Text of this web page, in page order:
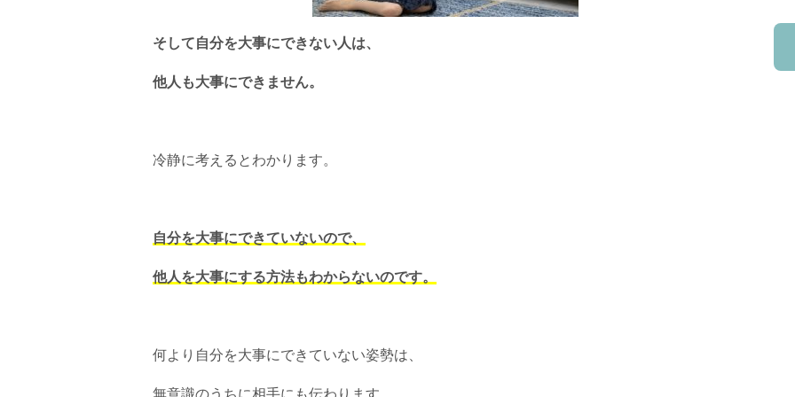
そして自分を大事にできない人は、
他人も大事にできません。
冷静に考えるとわかります。
自分を大事にできていないので、
他人を大事にする方法もわからないのです。
何より自分を大事にできていない姿勢は、
無意識のうちに相手にも伝わります。